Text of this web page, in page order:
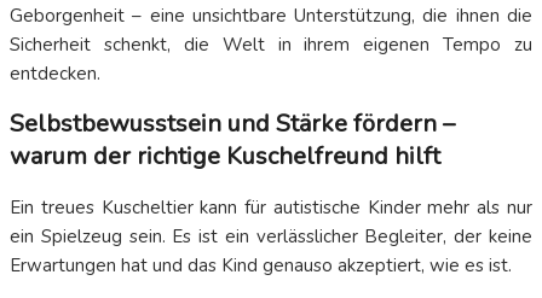
Geborgenheit – eine unsichtbare Unterstützung, die ihnen die
Sicherheit schenkt, die Welt in ihrem eigenen Tempo zu
entdecken.
Selbstbewusstsein und Stärke fördern –
warum der richtige Kuschelfreund hilft
Ein treues Kuscheltier kann für autistische Kinder mehr als nur
ein Spielzeug sein. Es ist ein verlässlicher Begleiter, der keine
Erwartungen hat und das Kind genauso akzeptiert, wie es ist.